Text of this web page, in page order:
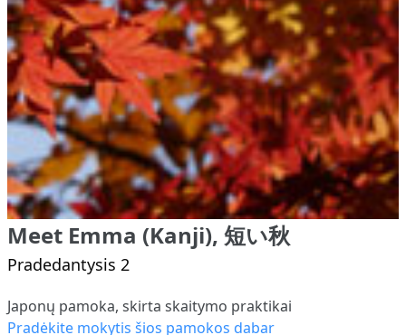
Meet Emma (Kanji), 短い秋
Pradedantysis 2
Japonų pamoka, skirta skaitymo praktikai
Pradėkite mokytis šios pamokos dabar